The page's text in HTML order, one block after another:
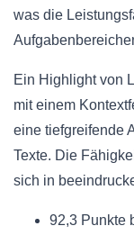
was die
Ein Highlight von
mit einem
eine tiefgreifende
Texte. Die
sich in
92,3 Punkte